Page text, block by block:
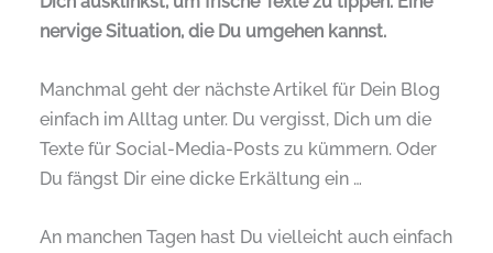
nervige Situation, die Du umgehen kannst.
Manchmal geht der nächste Artikel für Dein Blog
einfach im Alltag unter. Du vergisst, Dich um die
Texte für Social-Media-Posts zu kümmern. Oder
Du fängst Dir eine dicke Erkältung ein …
An manchen Tagen hast Du vielleicht auch einfach